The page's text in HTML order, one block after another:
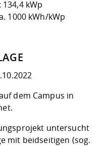
kWp
1000 kWh/kWp
dem Campus in
untersucht
mit beidseitigen (sog.